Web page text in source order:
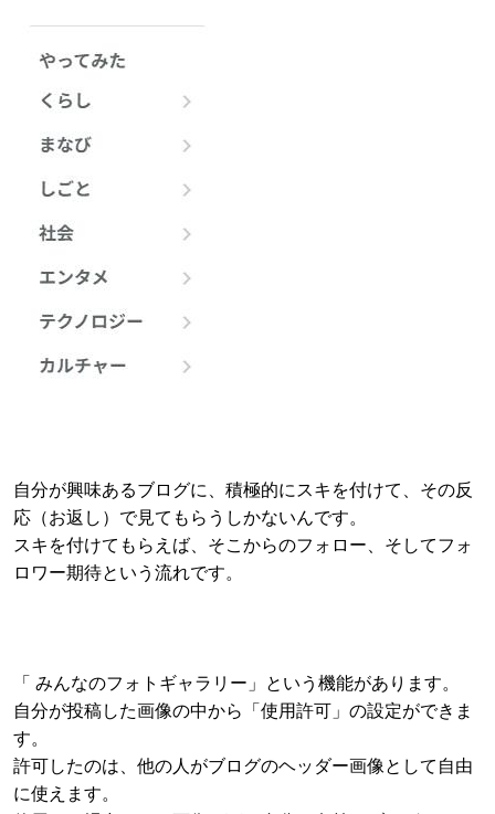
自分が興味あるブログに、積極的にスキを付けて、その反
応（お返し）で見てもらうしかないんです。
スキを付けてもらえば、そこからのフォロー、そしてフォ
ロワー期待という流れです。
「 みんなのフォトギャラリー」という機能があります。
自分が投稿した画像の中から「使用許可」の設定ができま
す。
許可したのは、他の人がブログのヘッダー画像として自由
に使えます。